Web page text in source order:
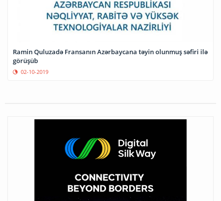
Ramin Quluzadə Fransanın Azərbaycana təyin olunmuş səfiri ilə
görüşüb
02-10-2019